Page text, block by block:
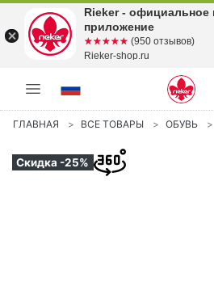
ГЛАВНАЯ ВСЕ ТОВАРЫ ОБУВЬ
Скидка -25%
Rieker - официальное
приложение
☆☆☆☆☆
★★★★★ (950 отзывов)
Rieker-shop.ru